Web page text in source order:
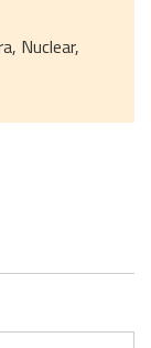
Nuclear,